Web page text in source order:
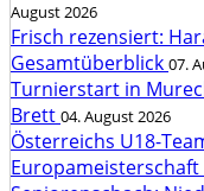
August 2026
Frisch rezensiert:
Gesamtüberblick 07.
Turnierstart in
Brett 04. August 2026
Österreichs U18-